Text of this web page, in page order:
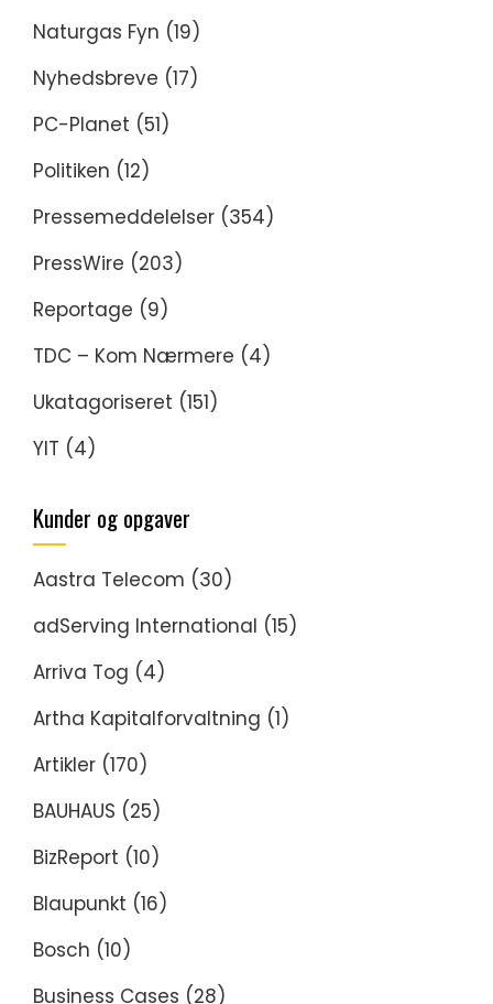
Naturgas Fyn (19)
Nyhedsbreve (17)
PC-Planet (51)
Politiken (12)
Pressemeddelelser (354)
PressWire (203)
Reportage (9)
TDC – Kom Nærmere (4)
Ukatagoriseret (151)
YIT (4)
Kunder og opgaver
Aastra Telecom (30)
adServing International (15)
Arriva Tog (4)
Artha Kapitalforvaltning (1)
Artikler (170)
BAUHAUS (25)
BizReport (10)
Blaupunkt (16)
Bosch (10)
Business Cases (28)